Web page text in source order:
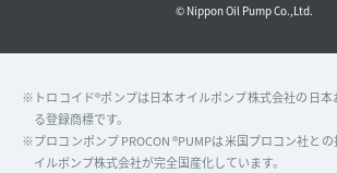
© Nippon Oil Pump Co.,Ltd.
※トロコイド®ポンプは日本オイルポンプ株式会社の日本
る登録商標です。
※プロコンポンプ PROCON ®PUMPは米国プロコン社と
イルポンプ株式会社が完全国産化しています。